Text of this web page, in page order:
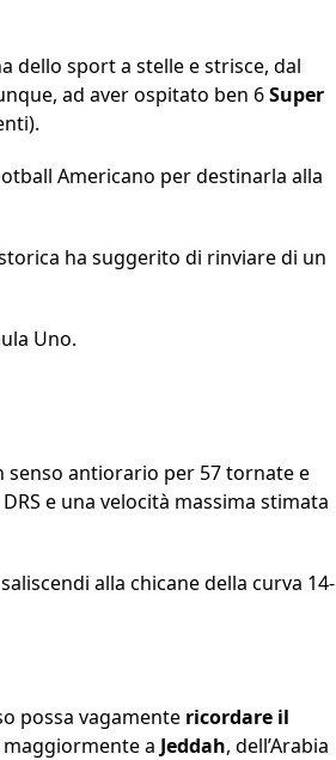
dello sport a stelle e strisce, dal
ad aver ospitato ben 6Super
Americano per destinarla alla
ha suggerito di rinviare di un
Uno.
senso antiorario per 57 tornate e
e una velocità massima stimata
alla chicane della curva 14-
possa vagamente ricordare il
a Jeddah, dell’Arabia